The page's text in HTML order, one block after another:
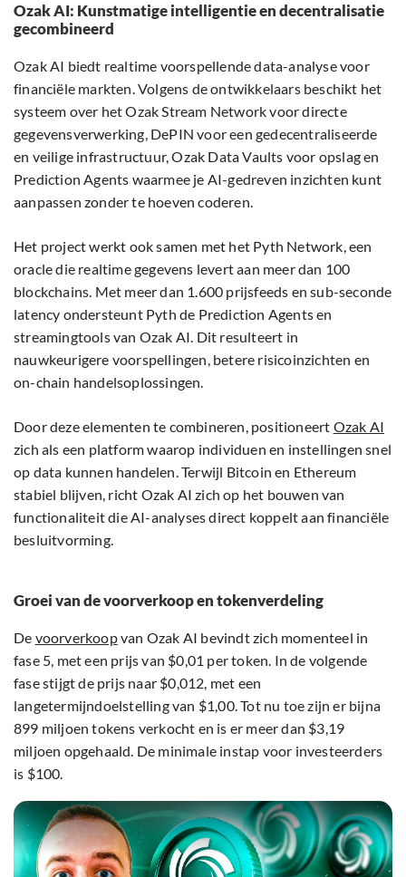
Ozak AI: Kunstmatige intelligentie en decentralisatie
gecombineerd
Ozak AI biedt realtime voorspellende data-analyse voor
financiële markten. Volgens de ontwikkelaars beschikt het
systeem over het Ozak Stream Network voor directe
gegevensverwerking, DePIN voor een gedecentraliseerde
en veilige infrastructuur, Ozak Data Vaults voor opslag en
Prediction Agents waarmee je AI-gedreven inzichten kunt
aanpassen zonder te hoeven coderen.
Het project werkt ook samen met het Pyth Network, een
oracle die realtime gegevens levert aan meer dan 100
blockchains. Met meer dan 1.600 prijsfeeds en sub-seconde
latency ondersteunt Pyth de Prediction Agents en
streamingtools van Ozak AI. Dit resulteert in
nauwkeurigere voorspellingen, betere risicoinzichten en
on-chain handelsoplossingen.
Door deze elementen te combineren, positioneert Ozak AI
zich als een platform waarop individuen en instellingen snel
op data kunnen handelen. Terwijl Bitcoin en Ethereum
stabiel blijven, richt Ozak AI zich op het bouwen van
functionaliteit die AI-analyses direct koppelt aan financiële
besluitvorming.
Groei van de voorverkoop en tokenverdeling
De voorverkoopvan Ozak AI bevindt zich momenteel in
fase 5, met een prijs van $0,01 per token. In de volgende
fase stijgt de prijs naar $0,012, met een
langetermijndoelstelling van $1,00. Tot nu toe zijn er bijna
899 miljoen tokens verkocht en is er meer dan $3,19
miljoen opgehaald. De minimale instap voor investeerders
is $100.